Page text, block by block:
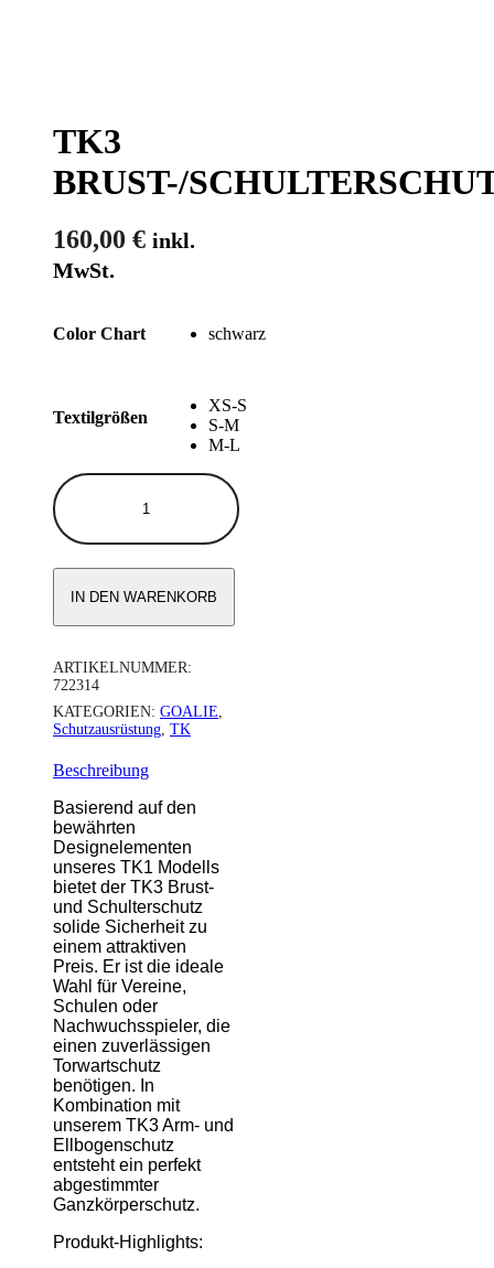
TK3
BRUST-/
160,00 € inkl.
MwSt.
Color Chart schwarz
Textilgrößen
XS-S
S-M
M-L
BRUST-/SCHULTERSCHUTZ
IN DEN WARENKORB
ARTIKELNUMMER:
722314
KATEGORIEN: GOALIE
Schutzausrüstung TK
Beschreibung
Basierend auf den
bewährten
Designelementen
unseres TK1 Modells
bietet der TK3 Brust-
und Schulterschutz
solide Sicherheit zu
einem attraktiven
Preis. Er ist die ideale
Wahl für Vereine,
Schulen oder
Nachwuchsspieler, die
einen zuverlässigen
Torwartschutz
benötigen. In
Kombination mit
unserem TK3 Arm- und
Ellbogenschutz
entsteht ein perfekt
abgestimmter
Ganzkörperschutz.
Produkt-Highlights: